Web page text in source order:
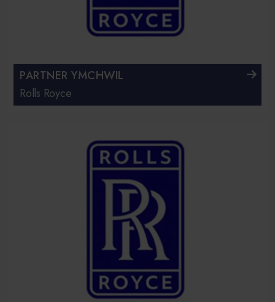
PARTNER YMCHWIL
Rolls Royce